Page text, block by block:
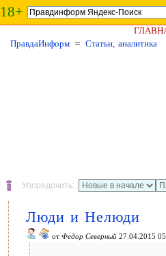
18+
ПравдаИнформ ≈ Статьи, аналитика
Упорядочить:
Люди и Нелюди
от Федор Северный 27.04.2015